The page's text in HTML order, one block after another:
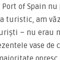
of Spain nu
turistic, am
– nu erau
vase de